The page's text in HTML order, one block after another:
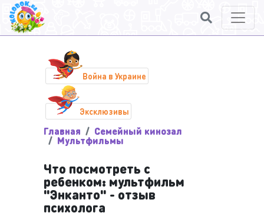
Война в Украине
Эксклюзивы
Главная Семейный кинозал
Мультфильмы
Что посмотреть с
ребенком: мультфильм
"Энканто" - отзыв
психолога